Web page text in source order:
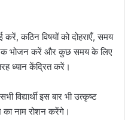
कठिन विषयों को दोहराएँ, समय
भोजन करें और कुछ समय के लिए
ध्यान केंद्रित करें।
विद्यार्थी इस बार भी उत्कृष्ट
नाम रोशन करेंगे।